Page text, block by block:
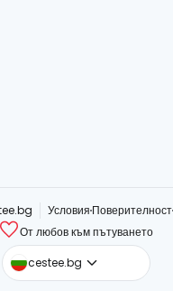
Условия Поверителност
От любов към пътуването
cestee.bg
cestee.com
cestee.sk